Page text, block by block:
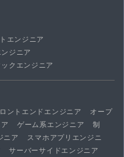
エンジニア
ジニア
クエンジニア
ントエンドエンジニア
オープ
ゲーム系エンジニア
制
ニア
スマホアプリエンジニ
サーバーサイドエンジニア